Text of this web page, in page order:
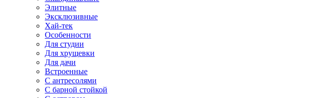
Элитные
Эксклюзивные
Хай-тек
Особенности
Для студии
Для хрущевки
Для дачи
Встроенные
С антресолями
С барной стойкой